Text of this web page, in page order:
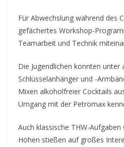
Für Abwechslung während des
gefächertes Workshop-
Teamarbeit und Technik
Die Jugendlichen konnten unter
Schlüsselanhänger und -
Mixen alkoholfreier Cocktails
Umgang mit der Petromax
Auch klassische THW-
Höhen stießen auf großes